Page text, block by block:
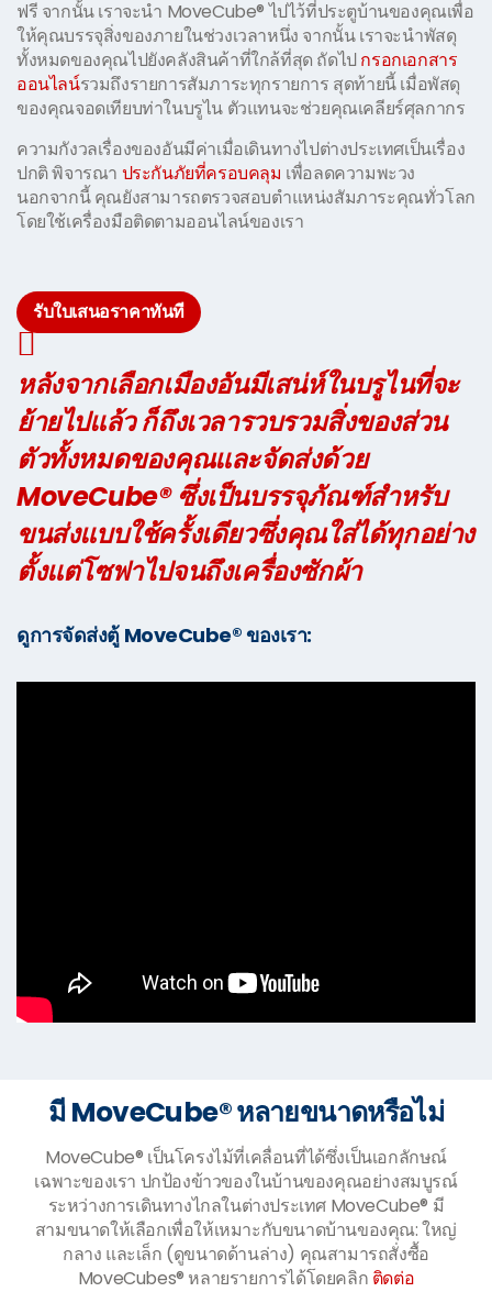
ฟรี จากนั้น เราจะนำ MoveCube® ไปไว้ที่ประตูบ้านของคุณเพื่อ
ให้คุณบรรจุสิ่งของภายในช่วงเวลาหนึ่ง จากนั้น เราจะนำพัสดุ
ทั้งหมดของคุณไปยังคลังสินค้าที่ใกล้ที่สุด ถัดไปกรอกเอกสาร
ออนไลน์รวมถึงรายการสัมภาระทุกรายการ สุดท้ายนี้ เมื่อพัสดุ
ของคุณจอดเทียบท่าในบรูไน ตัวแทนจะช่วยคุณเคลียร์ศุลกากร
ความกังวลเรื่องของอันมีค่าเมื่อเดินทางไปต่างประเทศเป็นเรื่อง
ปกติ พิจารณา ประกันภัยที่ครอบคลุม เพื่อลดความพะวง
นอกจากนี้ คุณยังสามารถตรวจสอบตำแหน่งสัมภาระคุณทั่วโลก
โดยใช้เครื่องมือติดตามออนไลน์ของเรา
รับใบเสนอราคาทันที
หลังจากเลือกเมืองอันมีเสน่ห์ในบรูไนที่จะ
ย้ายไปแล้ว ก็ถึงเวลารวบรวมสิ่งของส่วน
ตัวทั้งหมดของคุณและจัดส่งด้วย
MoveCube® ซึ่งเป็นบรรจุภัณฑ์สำหรับ
ขนส่งแบบใช้ครั้งเดียวซึ่งคุณใส่ได้ทุกอย่าง
ตั้งแต่โซฟาไปจนถึงเครื่องซักผ้า
ดูการจัดส่งตู้ MoveCube® ของเรา:
มี MoveCube® หลายขนาดหรือไม่
MoveCube® เป็นโครงไม้ที่เคลื่อนที่ได้ซึ่งเป็นเอกลักษณ์
เฉพาะของเรา ปกป้องข้าวของในบ้านของคุณอย่างสมบูรณ์
ระหว่างการเดินทางไกลในต่างประเทศ MoveCube® มี
สามขนาดให้เลือกเพื่อให้เหมาะกับขนาดบ้านของคุณ: ใหญ่
กลาง และเล็ก (ดูขนาดด้านล่าง) คุณสามารถสั่งซื้อ
MoveCubes® หลายรายการได้โดยคลิก ติดต่อ